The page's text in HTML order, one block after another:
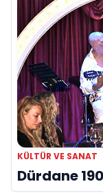
KÜLTÜR VE SANAT
Dürdane